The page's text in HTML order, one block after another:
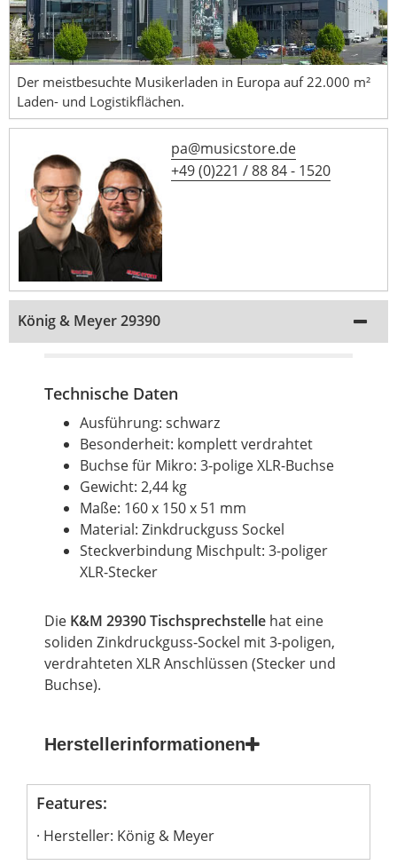
Der meistbesuchte Musikerladen in Europa auf 22.000 m²
Laden- und Logistikflächen.
pa@musicstore.de
+49 (0)221 / 88 84 - 1520
König & Meyer 29390
Technische Daten
Ausführung: schwarz
Besonderheit: komplett verdrahtet
Buchse für Mikro: 3-polige XLR-Buchse
Gewicht: 2,44 kg
Maße: 160 x 150 x 51 mm
Material: Zinkdruckguss Sockel
Steckverbindung Mischpult: 3-poliger
XLR-Stecker
Die K&M 29390 Tischsprechstelle hat eine
soliden Zinkdruckguss-Sockel mit 3-poligen,
verdrahteten XLR Anschlüssen (Stecker und
Buchse).
Herstellerinformationen
Features:
Hersteller: König & Meyer